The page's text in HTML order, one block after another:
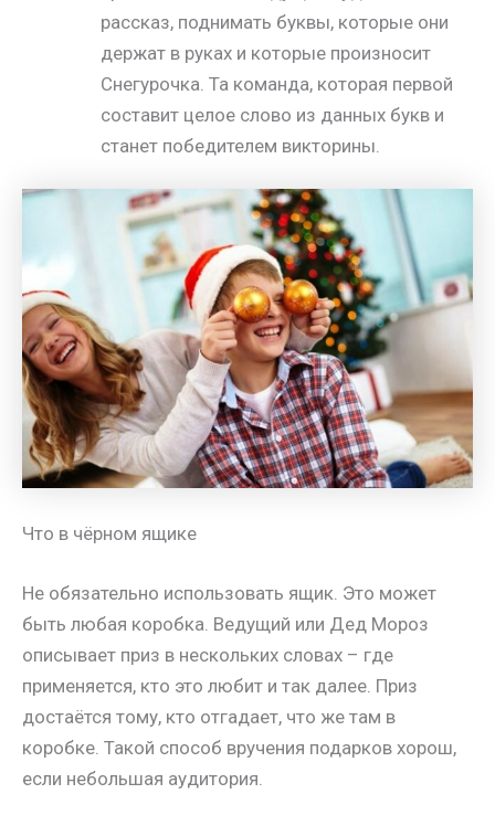
рассказ, поднимать буквы, которые они
держат в руках и которые произносит
Снегурочка. Та команда, которая первой
составит целое слово из данных букв и
станет победителем викторины.
Что в чёрном ящике
Не обязательно использовать ящик. Это может
быть любая коробка. Ведущий или Дед Мороз
описывает приз в нескольких словах – где
применяется, кто это любит и так далее. Приз
достаётся тому, кто отгадает, что же там в
коробке. Такой способ вручения подарков хорош,
если небольшая аудитория.